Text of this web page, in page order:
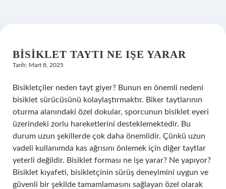
BISIKLET TAYTI NE IŞE YARAR
Tarih: Mart 8, 2025
Bisikletçiler neden tayt giyer? Bunun en önemli nedeni
bisiklet sürücüsünü kolaylaştırmaktır. Biker taytlarının
oturma alanındaki özel dokular, sporcunun bisiklet eyeri
üzerindeki zorlu hareketlerini desteklemektedir. Bu
durum uzun şekillerde çok daha önemlidir. Çünkü uzun
vadeli kullanımda kas ağrısını önlemek için diğer taytlar
yeterli değildir. Bisiklet forması ne işe yarar? Ne yapıyor?
Bisiklet kıyafeti, bisikletçinin sürüş deneyimini uygun ve
güvenli bir şekilde tamamlamasını sağlayan özel olarak